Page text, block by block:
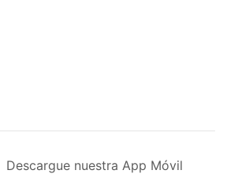
Descargue nuestra App Móvil